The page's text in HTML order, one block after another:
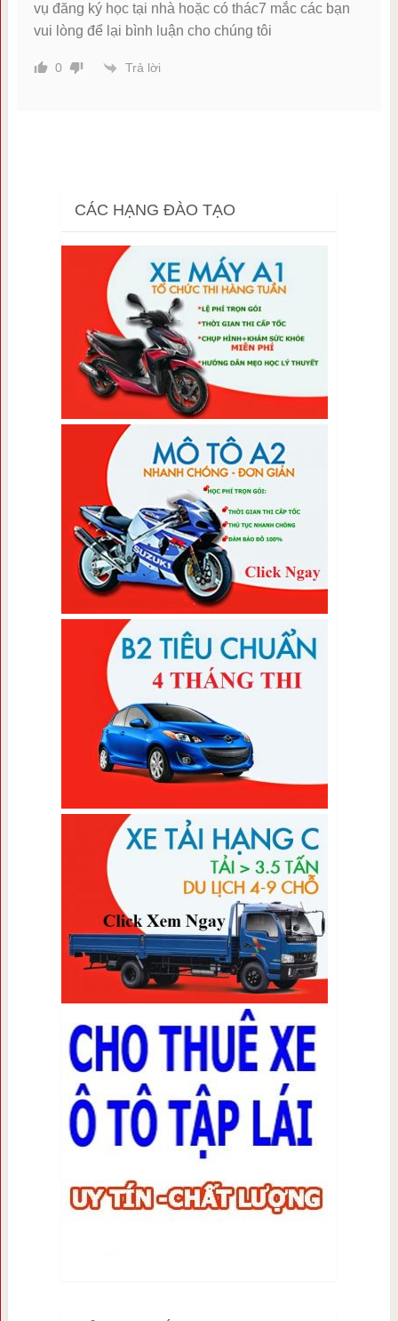
vụ đăng ký học tại nhà hoặc có thác7 mắc các bạn
vui lòng để lại bình luận cho chúng tôi
0 Trả lời
CÁC HẠNG ĐÀO TẠO